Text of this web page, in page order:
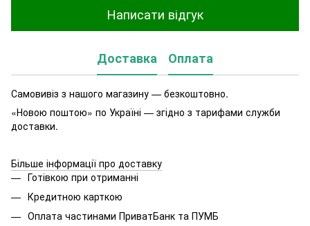
Написати відгук
Доставка Оплата
Самовивіз з нашого магазину — безкоштовно.
«Новою поштою» по Україні — згідно з тарифами служби
доставки.
Більше інформації про доставку
Готівкою при отриманні
Кредитною карткою
Оплата частинами ПриватБанк та ПУМБ